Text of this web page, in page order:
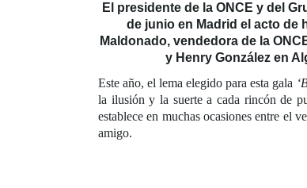
El presidente de la ONCE y del
de junio en Madrid el acto de
Maldonado, vendedora de la
y Henry González en
Este año, el lema elegido para esta gala
la ilusión y la suerte a cada rincón de
establece en muchas ocasiones entre el
amigo.